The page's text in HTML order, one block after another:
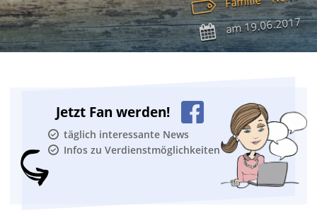
am19.06.2017
Jetzt Fan werden!
täglich interessante News
Infos zu Verdienstmöglichkeiten